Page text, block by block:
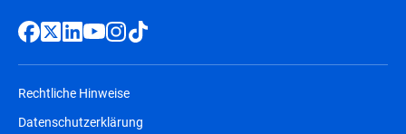
Rechtliche Hinweise
Datenschutzerklärung